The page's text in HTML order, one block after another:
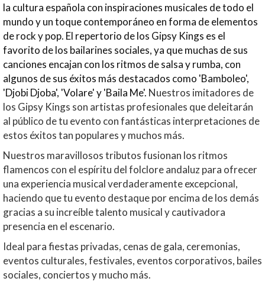
la cultura española con inspiraciones musicales de todo el
mundo y un toque contemporáneo en forma de elementos
de rock y pop. El repertorio de los Gipsy Kings es el
favorito de los bailarines sociales, ya que muchas de sus
canciones encajan con los ritmos de salsa y rumba, con
algunos de sus éxitos más destacados como 'Bamboleo',
'Djobi Djoba', 'Volare' y 'Baila Me'. Nuestros imitadores de
los Gipsy Kings son artistas profesionales que deleitarán
al público de tu evento con fantásticas interpretaciones de
estos éxitos tan populares y muchos más.
Nuestros maravillosos tributos fusionan los ritmos
flamencos con el espíritu del folclore andaluz para ofrecer
una experiencia musical verdaderamente excepcional,
haciendo que tu evento destaque por encima de los demás
gracias a su increíble talento musical y cautivadora
presencia en el escenario.
Ideal para fiestas privadas, cenas de gala, ceremonias,
eventos culturales, festivales, eventos corporativos, bailes
sociales, conciertos y mucho más.